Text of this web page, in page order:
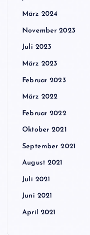
März 2024
November 2023
Juli 2023
März 2023
Februar 2023
März 2022
Februar 2022
Oktober 2021
September 2021
August 2021
Juli 2021
Juni 2021
April 2021